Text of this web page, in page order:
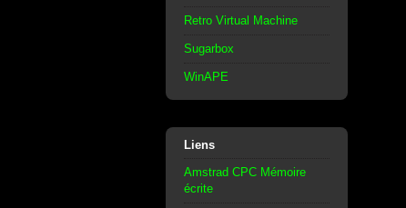
Retro Virtual Machine
Sugarbox
WinAPE
Liens
Amstrad CPC Mémoire
écrite